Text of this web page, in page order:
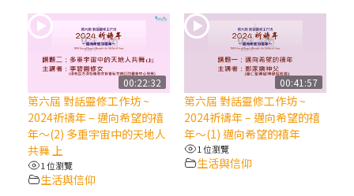
(8)黃敏正主教帶你做【將臨期避靜】—耶穌
降生成人與人同在＝「厄瑪努爾」
(7)黃敏正主教帶你做【將臨期避靜】—耶穌
降生人間，需要人的「接納」
(6)黃敏正主教帶你做【將臨期避靜】—「馬
00:22:32
第六屆 對話靈修工作坊 ~
2024祈禱年 – 邁向希望的禧
年～(2) 多重宇宙中的天地人
共舞 上
1 位瀏覽
生活與信仰
00:41:57
第六屆 對話靈修工作坊 ~
2024祈禱年 – 邁向希望的禧
年～(1) 邁向希望的禧年
1 位瀏覽
生活與信仰